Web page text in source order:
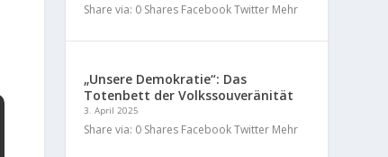
Share via: 0 Shares Facebook Twitter Mehr
„Unsere Demokratie“: Das
Totenbett der Volkssouveränität
3. April 2025
Share via: 0 Shares Facebook Twitter Mehr